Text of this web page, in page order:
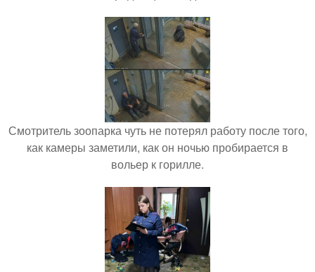
Смотритель зоопарка чуть не потерял работу после того,
как камеры заметили, как он ночью пробирается в
вольер к горилле.